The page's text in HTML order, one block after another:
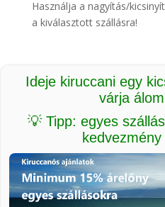
Használja a nagyítás/
a kiválasztott szállásra!
Ideje kiruccani egy
várja
💡 Tipp: egyes